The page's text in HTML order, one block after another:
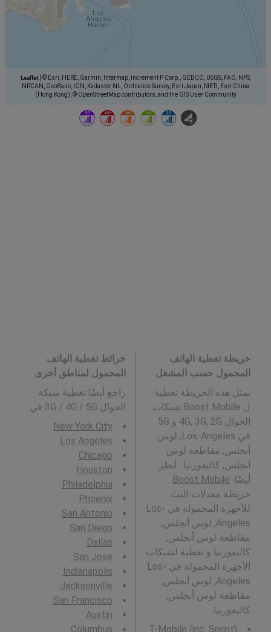
Leaflet
© Esri, HERE, Garmin, Intermap, increment P Corp., GEBCO, USGS, FAO, NPS,
NRCAN, GeoBase, IGN, Kadaster NL, Ordnance Survey, Esri Japan, METI, Esri China
(Hong Kong), © OpenStreetMap contributors, and the GIS User Community
خريطة تغطية الهاتف
المحمول حسب المشغل
تمثل هذه الخريطة تغطية
ل Boost Mobile شبكات
الجوال 4G, 3G, 2G و 5G
في Los-Angeles, لوس
أنجلس, مقاطعة لوس
أنجلس, كاليفورنيا . أنظر
أيضًا: Boost Mobile
خريطة معدلات البث
للأجهزة المحمولة في Los-
Angeles, لوس أنجلس,
مقاطعة لوس أنجلس,
كاليفورنيا و تغطية لشبكات
الأجهزة المحمولة في Los-
Angeles, لوس أنجلس,
مقاطعة لوس أنجلس,
كاليفورنيا.
T-Mobile (inc. Sprint)
خرائط تغطية الهاتف
المحمول لمناطق أخرى
راجع أيضًا تغطية شبكة
الجوال 3G / 4G / 5G في
:
New York City
Los Angeles
Chicago
Houston
Philadelphia
Phoenix
San Antonio
San Diego
Dallas
San Jose
Indianapolis
Jacksonville
San Francisco
Austin
Columbus